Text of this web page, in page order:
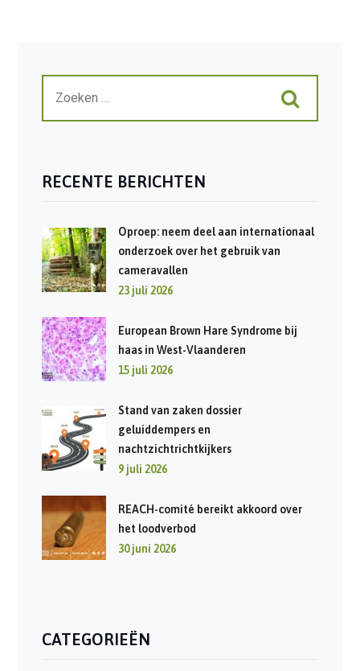
RECENTE BERICHTEN
Oproep: neem deel aan internationaal
onderzoek over het gebruik van
cameravallen
23 juli 2026
European Brown Hare Syndrome bij
haas in West-Vlaanderen
15 juli 2026
Stand van zaken dossier
geluiddempers en
nachtzichtrichtkijkers
9 juli 2026
REACH-comité bereikt akkoord over
het loodverbod
30 juni 2026
CATEGORIEËN